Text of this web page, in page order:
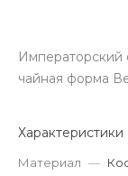
чайная форма
Характеристики
Материал —